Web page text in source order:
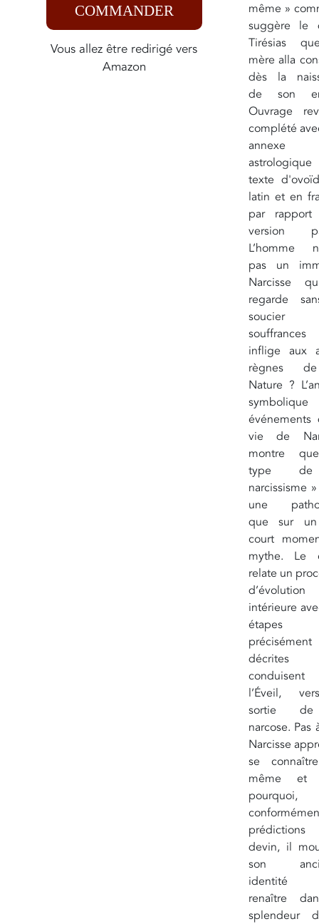
COMMANDER
Vous allez être redirigé vers
Amazon
même »
suggère le
Tirésias
mère alla
dès la
de son
Ouvrage
complété
annexe
texte
latin et en
par
version
L’homme
pas un
Narcisse
regarde
soucier
souffrances
inflige aux
règnes
Nature ?
événements
vie de
montre
type
narcissisme
une
que sur
court
mythe. Le
relate un
d’évolution
intérieure
étapes
précisément
décrites
conduisent
l’Éveil,
sortie
narcose. Pas
Narcisse
se
même et
pourquoi,
devin, il
son
identité
renaître
splendeur